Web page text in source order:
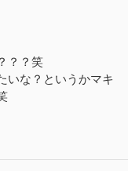
？？笑
いな？というかマキ